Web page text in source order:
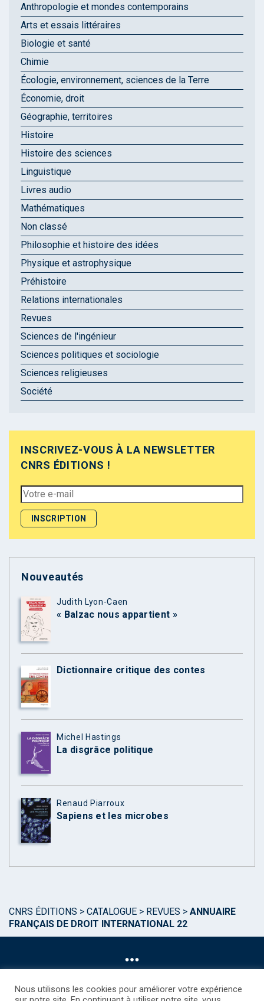
Anthropologie et mondes contemporains
Arts et essais littéraires
Biologie et santé
Chimie
Écologie, environnement, sciences de la Terre
Économie, droit
Géographie, territoires
Histoire
Histoire des sciences
Linguistique
Livres audio
Mathématiques
Non classé
Philosophie et histoire des idées
Physique et astrophysique
Préhistoire
Relations internationales
Revues
Sciences de l'ingénieur
Sciences politiques et sociologie
Sciences religieuses
Société
INSCRIVEZ-VOUS À LA NEWSLETTER
CNRS ÉDITIONS !
Nouveautés
Judith Lyon-Caen
« Balzac nous appartient »
Dictionnaire critique des contes
Michel Hastings
La disgrâce politique
Renaud Piarroux
Sapiens et les microbes
CNRS ÉDITIONS > CATALOGUE > REVUES > ANNUAIRE
FRANÇAIS DE DROIT INTERNATIONAL 22
Nous utilisons les cookies pour améliorer votre expérience